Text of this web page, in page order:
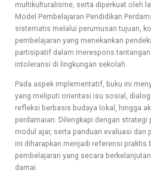
multikulturalisme, serta diperkuat oleh
Model Pembelajaran Pendidikan
sistematis melalui perumusan tujuan,
pembelajaran yang menekankan
partisipatif dalam merespons
intoleransi di lingkungan sekolah.
Pada aspek implementatif, buku ini
yang meliputi orientasi isu sosial,
refleksi berbasis budaya lokal, hingga
perdamaian. Dilengkapi dengan strategi
modul ajar, serta panduan evaluasi dan
ini diharapkan menjadi referensi praktis
pembelajaran yang secara
damai.